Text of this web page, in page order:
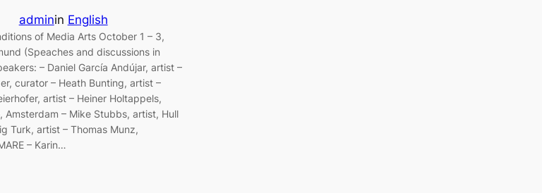
adminin English
of Media Arts October 1 – 3,
(Speaches and discussions in
– Daniel García Andújar, artist –
curator – Heath Bunting, artist –
artist – Heiner Holtappels,
Amsterdam – Mike Stubbs, artist, Hull
Turk, artist – Thomas Munz,
– Karin…